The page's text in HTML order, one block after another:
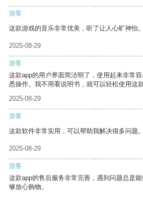
游客
这款游戏的音乐非常优美，听了让人心旷神怡。
2025-08-29
游客
这款app的用户界面简洁明了，使用起来非常
悉操作。我不用看说明书，就可以轻松使用这款
2025-08-29
游客
这款软件非常实用，可以帮助我解决很多问题。
2025-08-29
游客
这款app的售后服务非常完善，遇到问题总是
够放心购物。